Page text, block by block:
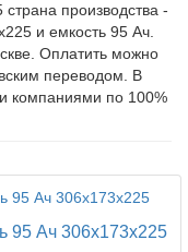
производства -
и емкость 95 Ач.
Оплатить можно
переводом. В
компаниями по 100%
95 Ач 306x173x225